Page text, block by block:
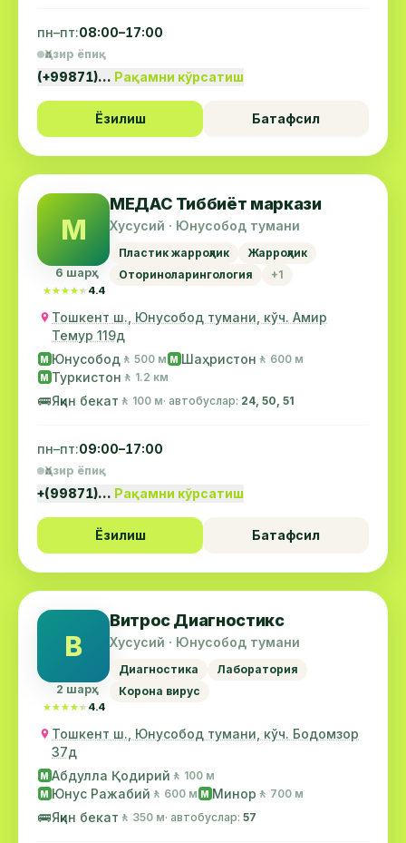
пн–пт:08:00–17:00
Ҳозир ёпиқ
(+99871)… Рақамни кўрсатиш
Ёзилиш Батафсил
М
6 шарҳ
★★★★★
★★★★★ 4.4
МЕДАС Тиббиёт маркази
Хусусий · Юнусобод тумани
Пластик жарроҳлик
Жарроҳлик
Оториноларингология
+1
Тошкент ш., Юнусобод тумани, кўч. Амир
Темур 119д
М Юнусобод 🚶 500 м М Шаҳристон 🚶 600 м
М Туркистон 🚶 1.2 км
🚌Яқин бекат 🚶 100 м· автобуслар: 24, 50, 51
пн–пт:09:00–17:00
Ҳозир ёпиқ
+(99871)… Рақамни кўрсатиш
Ёзилиш Батафсил
В
2 шарҳ
★★★★★
★★★★★ 4.4
Витрос Диагностикс
Хусусий · Юнусобод тумани
Диагностика
Лаборатория
Корона вирус
Тошкент ш., Юнусобод тумани, кўч. Бодомзор
37д
М Абдулла Қодирий 🚶 100 м
М Юнус Ражабий 🚶 600 м М Минор 🚶 700 м
🚌Яқин бекат 🚶 350 м· автобуслар: 57